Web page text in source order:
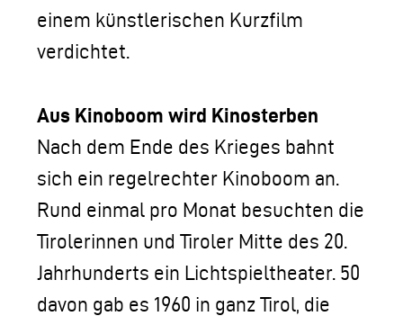
einem künstlerischen Kurzfilm
verdichtet.
Aus Kinoboom wird Kinosterben
Nach dem Ende des Krieges bahnt
sich ein regelrechter Kinoboom an.
Rund einmal pro Monat besuchten die
Tirolerinnen und Tiroler Mitte des 20.
Jahrhunderts ein Lichtspieltheater. 50
davon gab es 1960 in ganz Tirol, die